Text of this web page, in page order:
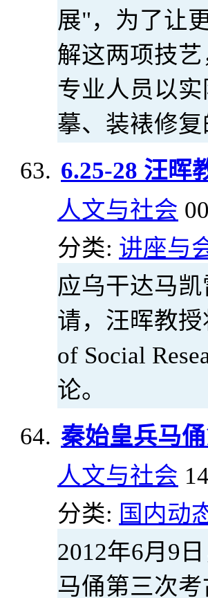
展"，为了让
解这两项技
专业人员以
摹、装裱修
6.25-28 汪晖
人文与社会
分类: 讲座与
应乌干达马
请，汪晖教
of Social
论。
秦始皇兵马
人文与社会
分类: 国内动
2012年6月9
马俑第三次